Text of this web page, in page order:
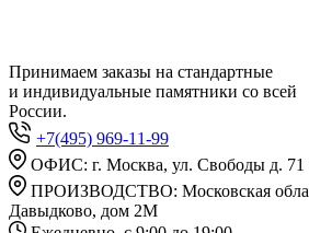
Принимаем заказы на стандартные
и индивидуальные памятники со всей
России.
+7(495) 969-11-99
ОФИС: г. Москва, ул. Свободы д. 71
ПРОИЗВОДСТВО: Московская
Давыдково, дом 2М